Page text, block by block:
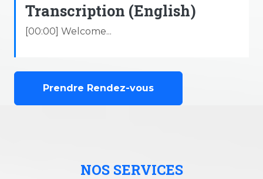
Transcription (English)
[00:00] Welcome...
Prendre Rendez-vous
NOS SERVICES